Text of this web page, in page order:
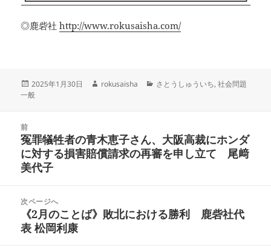
◎鹿砦社http://www.rokusaisha.com/
投
稿
2025年1月30日
作
rokusaisha
カ
さとうしゅういち,社会問題
一般
前
前
の
投
冤罪犠牲者の青木恵子さん、大阪高裁にホンダ
に対する損害賠償請求の再審を申し立て 尾﨑
美代子
次ページへ
次
の
《2月のことば》敗北における勝利 鹿砦社代
表 松岡利康